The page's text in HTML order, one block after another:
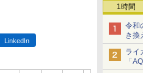
1時間
令和
き換
ム」
ライ
「
LinkedIn